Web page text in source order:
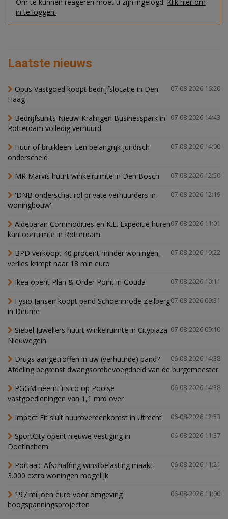
in te loggen.
Laatste nieuws
07-08-2026 16:20
Opus Vastgoed koopt bedrijfslocatie in Den
Haag
07-08-2026 14:43
Bedrijfsunits Nieuw-Kralingen Businesspark in
Rotterdam volledig verhuurd
07-08-2026 14:00
Huur of bruikleen: Een belangrijk juridisch
onderscheid
07-08-2026 12:50
MR Marvis huurt winkelruimte in Den Bosch
07-08-2026 12:19
'DNB onderschat rol private verhuurders in
woningbouw'
07-08-2026 11:01
Aldebaran Commodities en K.E. Expeditie huren
kantoorruimte in Rotterdam
07-08-2026 10:22
BPD verkoopt 40 procent minder woningen,
verlies krimpt naar 18 mln euro
07-08-2026 10:11
Ikea opent Plan & Order Point in Gouda
07-08-2026 09:31
Fysio Jansen koopt pand Schoenmode Zeilberg
in Deurne
07-08-2026 09:10
Siebel Juweliers huurt winkelruimte in Cityplaza
Nieuwegein
06-08-2026 14:38
Drugs aangetroffen in uw (verhuurde) pand?
Afdeling begrenst dwangsombevoegdheid van de burgemeester
06-08-2026 14:38
PGGM neemt risico op Poolse
vastgoedleningen van 1,1 mrd over
06-08-2026 12:53
Impact Fit sluit huurovereenkomst in Utrecht
06-08-2026 11:37
SportCity opent nieuwe vestiging in
Doetinchem
06-08-2026 11:21
Portaal: 'Afschaffing winstbelasting maakt
3.000 extra woningen mogelijk'
06-08-2026 11:00
197 miljoen euro voor omgeving
hoogspanningsprojecten